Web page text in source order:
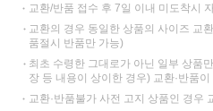
교환/반품 접수 후 7일 이내 미도착시
교환의 경우 동일한 상품의 사이즈 교
품절시 반품만 가능)
최초 수령한 그대로가 아닌 일부 상품
장 등 내용이 상이한 경우) 교환·반품
교환·반품불가 사전 고지 상품인 경우